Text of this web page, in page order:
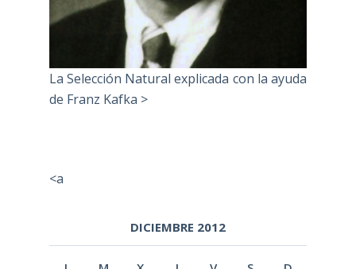
La Selección Natural explicada con la ayuda
de Franz Kafka >
<a
DICIEMBRE 2012